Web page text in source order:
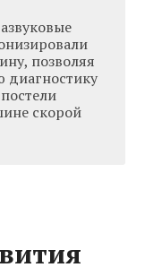
позволяя
диагностику
скорой